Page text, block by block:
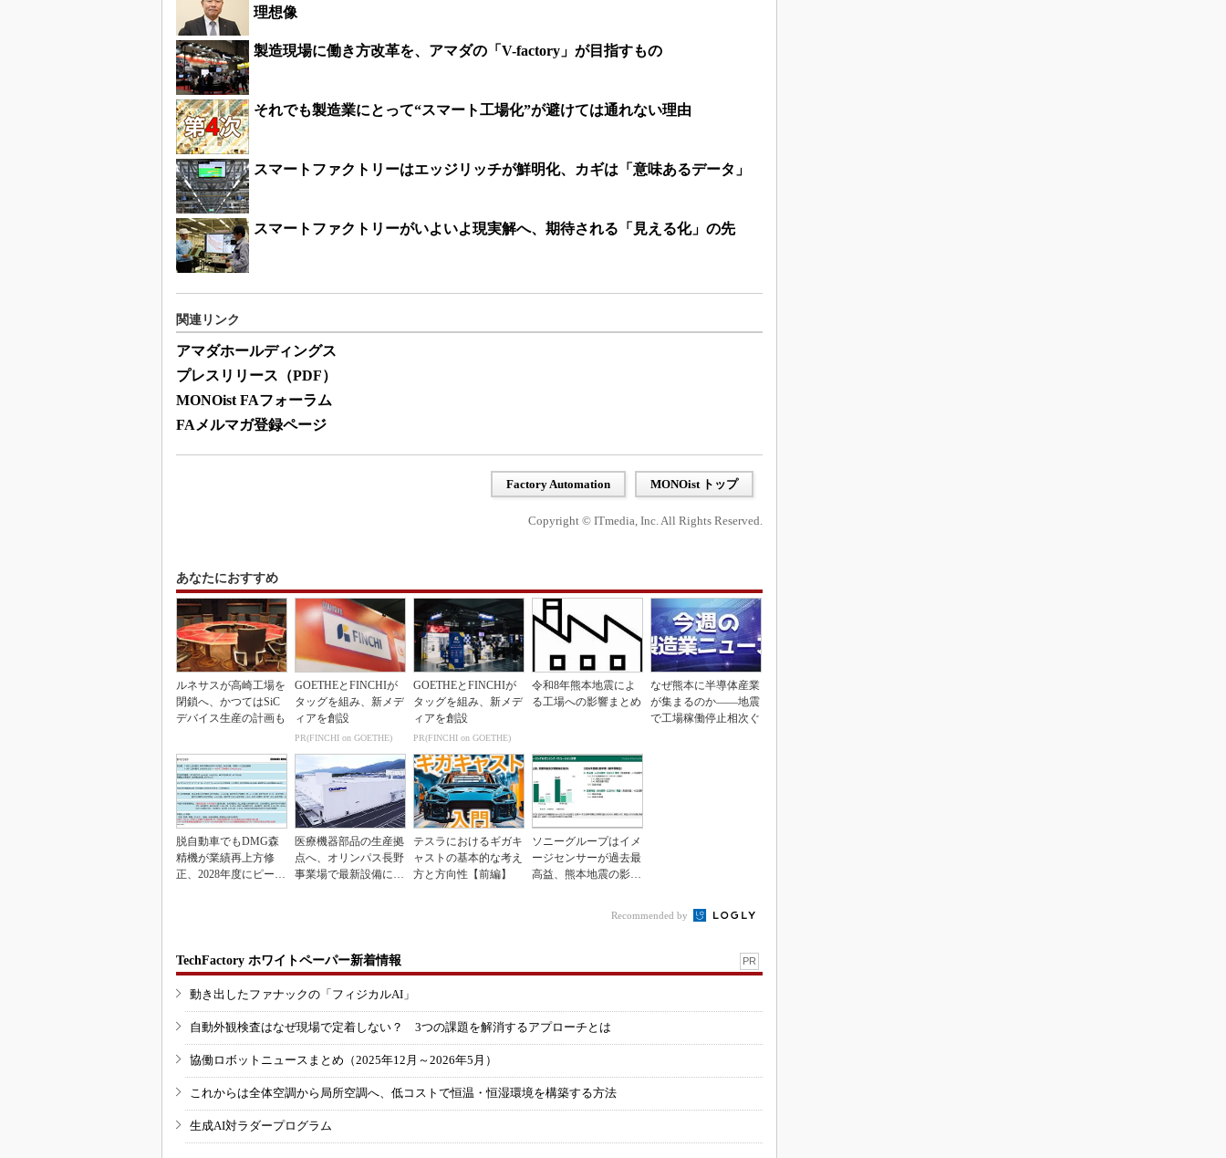
理想像
製造現場に働き方改革を、アマダの「V-factory」が目指すもの
それでも製造業にとって“スマート工場化”が避けては通れない理由
スマートファクトリーはエッジリッチが鮮明化、カギは「意味あるデータ」
スマートファクトリーがいよいよ現実解へ、期待される「見える化」の先
関連リンク
アマダホールディングス
プレスリリース（PDF）
MONOist FAフォーラム
FAメルマガ登録ページ
Factory Automation MONOist トップ
Copyright © ITmedia, Inc. All Rights Reserved.
あなたにおすすめ
ルネサスが高崎工場を
閉鎖へ、かつてはSiC
デバイス生産の計画も
GOETHEとFINCHIが
タッグを組み、新メデ
ィアを創設
PR(FINCHI on GOETHE)
GOETHEとFINCHIが
タッグを組み、新メデ
ィアを創設
PR(FINCHI on GOETHE)
令和8年熊本地震によ
る工場への影響まとめ
なぜ熊本に半導体産業
が集まるのか――地震
で工場稼働停止相次ぐ
脱自動車でもDMG森
精機が業績再上方修
正、2028年度にピーク
医療機器部品の生産拠
点へ、オリンパス長野
事業場で最新設備に機
テスラにおけるギガキ
ャストの基本的な考え
方と方向性【前編】
ソニーグループはイメ
ージセンサーが過去最
高益、熊本地震の影響
Recommended by
TechFactory ホワイトペーパー新着情報 PR
動き出したファナックの「フィジカルAI」
自動外観検査はなぜ現場で定着しない？ 3つの課題を解消するアプローチとは
協働ロボットニュースまとめ（2025年12月～2026年5月）
これからは全体空調から局所空調へ、低コストで恒温・恒湿環境を構築する方法
生成AI対ラダープログラム